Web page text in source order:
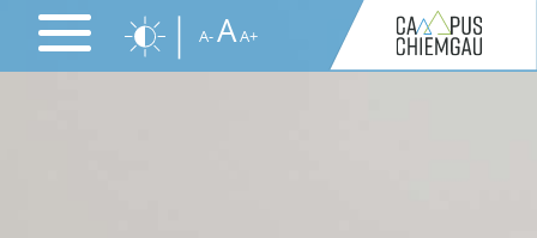
Direkt
Inhalt
A-AA+